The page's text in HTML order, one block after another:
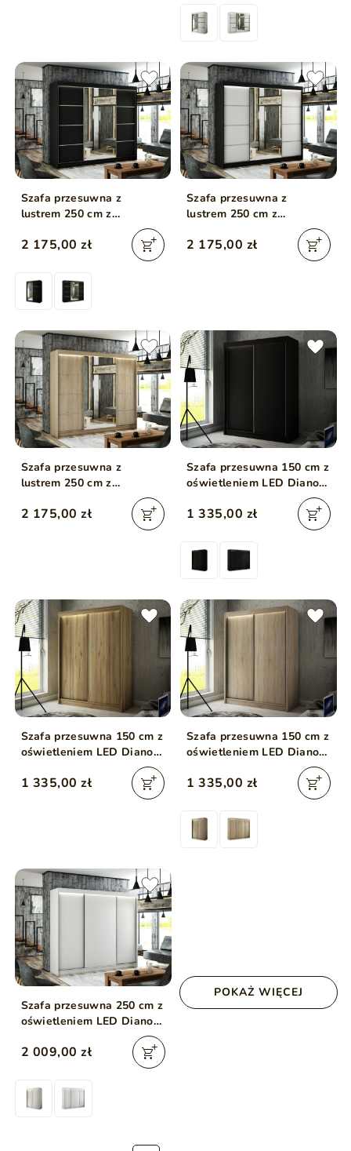
Szafa przesuwna z
lustrem 250 cm z
oświetleniem LED Portel
Czarna
2 175,00 zł
Szafa przesuwna z
lustrem 250 cm z
oświetleniem LED Portel
Biała, Czarna
2 175,00 zł
Szafa przesuwna z
lustrem 250 cm z
oświetleniem LED Portel
Dąb Sonoma
2 175,00 zł
Szafa przesuwna 150 cm z
oświetleniem LED Diano
1 335,00 zł
Szafa przesuwna 150 cm z
oświetleniem LED Diano
1 335,00 zł
Szafa przesuwna 150 cm z
oświetleniem LED Diano
1 335,00 zł
Szafa przesuwna 250 cm z
oświetleniem LED Diano
2 009,00 zł
POKAŻ WIĘCEJ